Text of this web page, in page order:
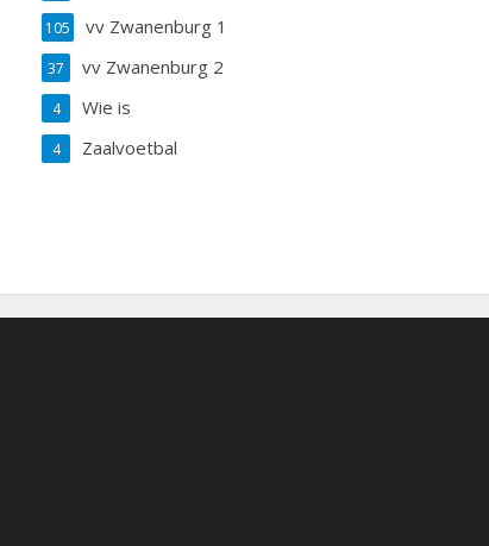
vv Zwanenburg 1
105
vv Zwanenburg 2
37
Wie is
4
Zaalvoetbal
4